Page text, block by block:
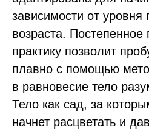
зависимости от уровня
возраста. Постепенное
практику позволит
плавно с помощью
в равновесие тело
Тело как сад, за
начнет расцветать и